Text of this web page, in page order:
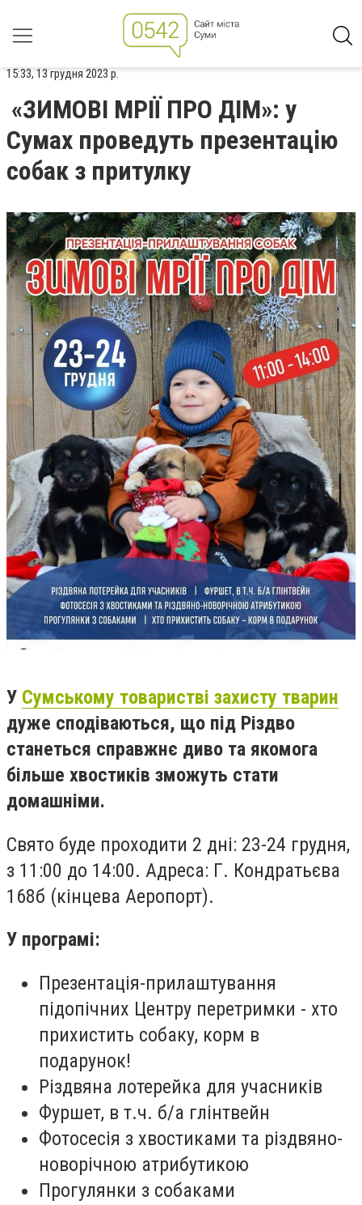
15:33, 13 грудня 2023 р.
«ЗИМОВІ МРІЇ ПРО ДІМ»: у
Сумах проведуть презентацію
собак з притулку
У Сумському товаристві захисту тварин
дуже сподіваються, що під Різдво
станеться справжнє диво та якомога
більше хвостиків зможуть стати
домашніми.
Свято буде проходити 2 дні: 23-24 грудня,
з 11:00 до 14:00. Адреса: Г. Кондратьєва
168б (кінцева Аеропорт).
У програмі:
Презентація-прилаштування
підопічних Центру перетримки - хто
прихистить собаку, корм в
подарунок!
Різдвяна лотерейка для учасників
Фуршет, в т.ч. б/а глінтвейн
Фотосесія з хвостиками та різдвяно-
новорічною атрибутикою
Прогулянки з собаками